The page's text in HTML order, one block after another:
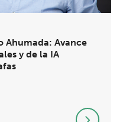
Ahumada: Avance
y de la IA